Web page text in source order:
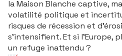
la Maison Blanche captive,
volatilité politique et
risques de récession et
s’intensifient. Et si l’Europe,
un refuge inattendu ?